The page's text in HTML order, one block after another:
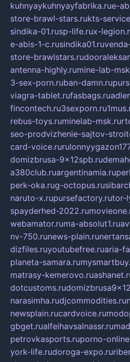
kuhnyaykuhnyayfabrika.rue-
store-brawl-stars.rukts-
sindika-01.rusp-life.rux-
e-abis-1-c.rusindika01.ru
store-brawlstars.ru
antenna-highly.rumine-lab-
3-sex-porn.ruban-damn.ru
viagra-tablet.rufasbags.ru
fincontech.ru3sexporn.ru
rebus-toys.ruminelab-msk.ru
seo-prodvizhenie-sajtov-
card-voice.ru
domizbrusa-9x12spb.ru
a380club.ruargentinamia.ru
perk-oka.rug-octopus.ru
naruto-x.rupursefactory.rutor-
spayderhed-2022.ru
webamator.ruma-absolut1.ru
nv-750.runews-plain.ru
dizfiles.ruyoutubefree.ruaria-
planeta-samara.ru
matrasy-kemerovo.ru
dotcustoms.ru
narasimha.rudjcommodities.ru
newsplain.rucardvoice.ru
gbget.rualfeihavsalnassr.ru
petrovkasports.ruporno-
york-life.rudoroga-expo.ru